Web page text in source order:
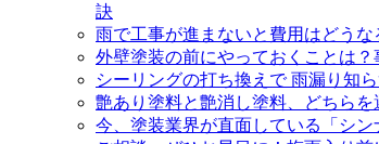
訣
雨で工事が進まないと費用はどうな
外壁塗装の前にやっておくことは
シーリングの打ち換えで 雨漏り知
艶あり塗料と艶消し塗料、どちらを
今、塗装業界が直面している「シン